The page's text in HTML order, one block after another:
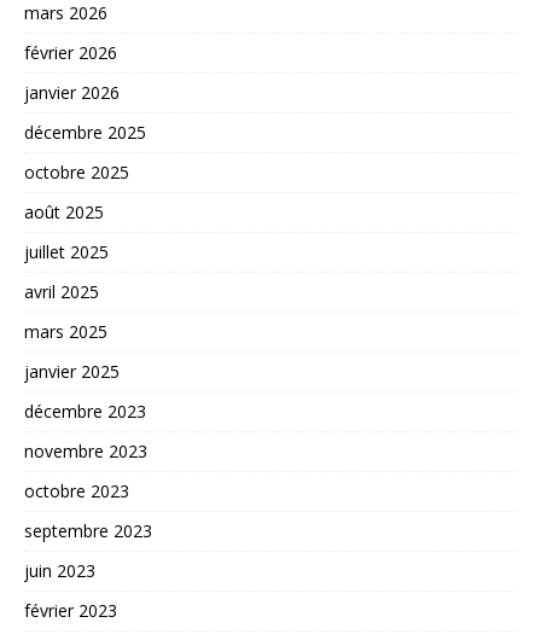
mars 2026
février 2026
janvier 2026
décembre 2025
octobre 2025
août 2025
juillet 2025
avril 2025
mars 2025
janvier 2025
décembre 2023
novembre 2023
octobre 2023
septembre 2023
juin 2023
février 2023